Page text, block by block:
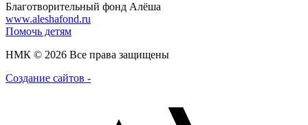
Благотворительный фонд Алёша
www.aleshafond.ru
Помочь детям
НМК © 2026 Все права защищены
Создание сайтов -